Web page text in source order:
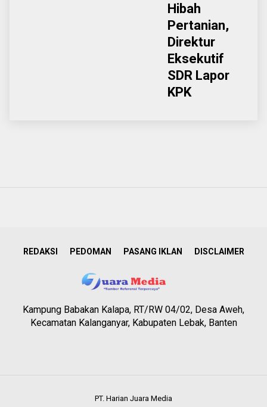
Hibah
Pertanian,
Direktur
Eksekutif
SDR Lapor
KPK
REDAKSI PEDOMAN PASANG IKLAN DISCLAIMER
Kampung Babakan Kalapa, RT/RW 04/02, Desa Aweh,
Kecamatan Kalanganyar, Kabupaten Lebak, Banten
PT. Harian Juara Media